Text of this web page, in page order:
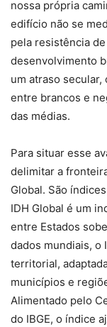
nossa própria
edifício não se
pela resistência
desenvolvimento
um atraso
entre brancos e
das médias.
Para situar esse
delimitar a
Global. São
IDH Global é um
entre Estados
dados mundiais, o
territorial,
municípios e
Alimentado pelo
do IBGE, o índice